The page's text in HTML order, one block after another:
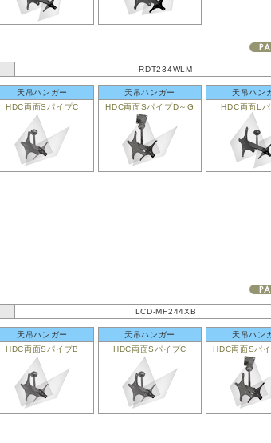
RDT234WLM
天吊ハンガー
HDC両面SパイプC
天吊ハンガー
HDC両面SパイプD～G
天吊ハン
HDC両面L
LCD-MF244XB
天吊ハンガー
HDC両面SパイプB
天吊ハンガー
HDC両面SパイプC
天吊ハン
HDC両面Sパ